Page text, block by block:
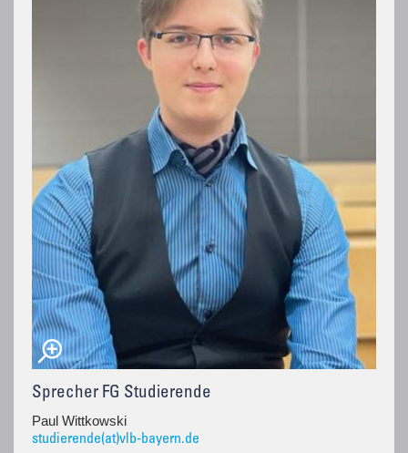
Sprecher FG Studierende
Paul Wittkowski
studierende(at)vlb-bayern.de